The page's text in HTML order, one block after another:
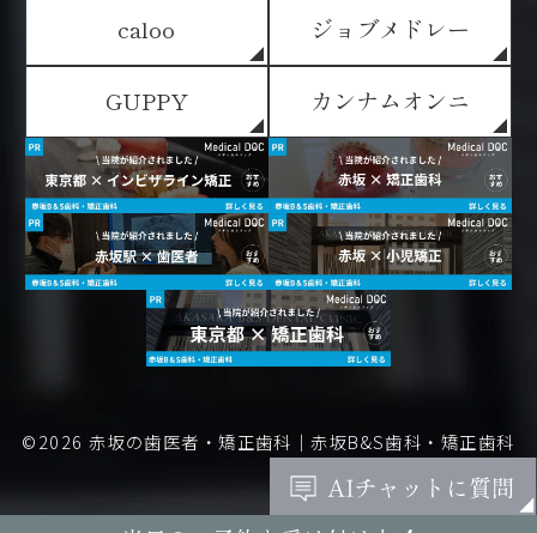
caloo ジョブメドレー
GUPPY カンナムオンニ
©2026赤坂の歯医者・矯正歯科｜赤坂B&S歯科・矯正歯科